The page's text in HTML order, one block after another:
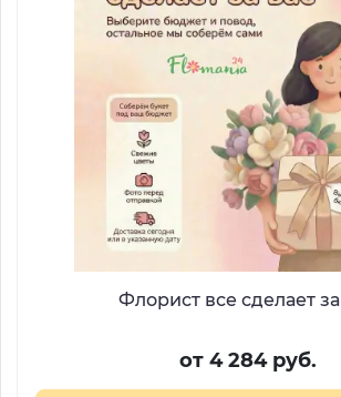
Флорист все сделает
от 4 284 руб.